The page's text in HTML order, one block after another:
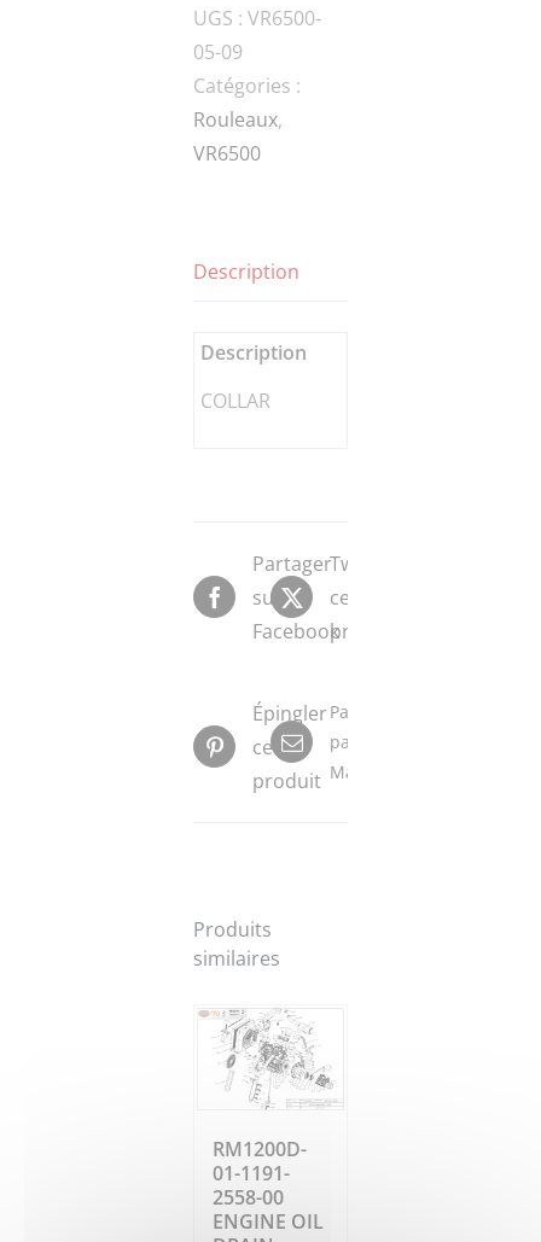
1M-
COLLAR
UGS : VR6500-
05-09
Catégories :
Rouleaux,
VR6500
Description
Description
COLLAR
Partager
sur
Facebook
Tweeter
ce
produit
Épingler
ce
produit
Partager
par
Mail
Produits
similaires
RM1200D-
01-1191-
2558-00
ENGINE OIL